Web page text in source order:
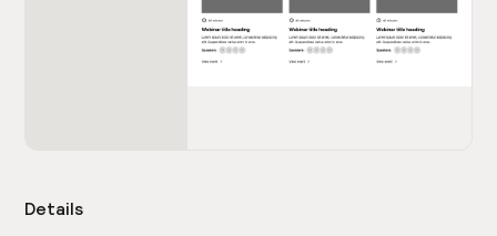
Details